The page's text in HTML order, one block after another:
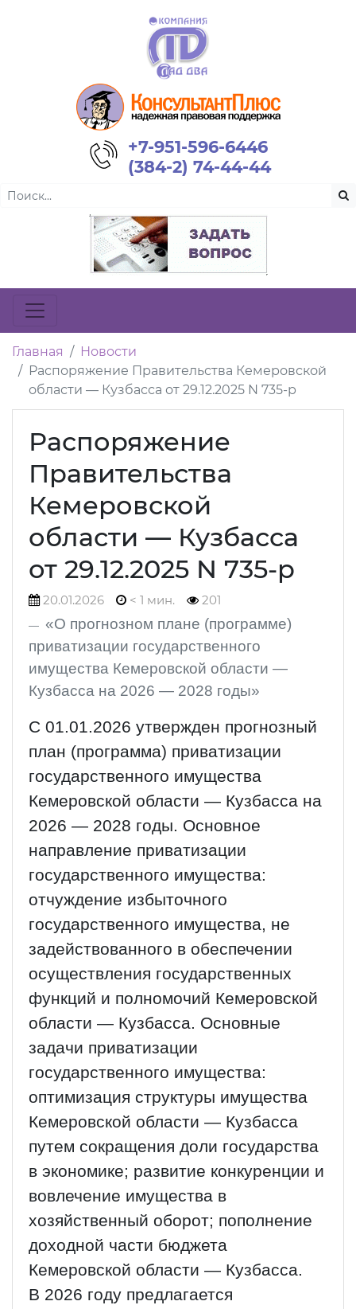
+7-951-596-6446
(384-2) 74-44-44
Главная
Новости
Распоряжение Правительства Кемеровской
области — Кузбасса от 29.12.2025 N 735-р
Распоряжение
Правительства
Кемеровской
области — Кузбасса
от 29.12.2025 N 735-р
20.01.2026 < 1 мин. 201
«О прогнозном плане (программе)
приватизации государственного
имущества Кемеровской области —
Кузбасса на 2026 — 2028 годы»
С 01.01.2026 утвержден прогнозный
план (программа) приватизации
государственного имущества
Кемеровской области — Кузбасса на
2026 — 2028 годы. Основное
направление приватизации
государственного имущества:
отчуждение избыточного
государственного имущества, не
задействованного в обеспечении
осуществления государственных
функций и полномочий Кемеровской
области — Кузбасса. Основные
задачи приватизации
государственного имущества:
оптимизация структуры имущества
Кемеровской области — Кузбасса
путем сокращения доли государства
в экономике; развитие конкуренции и
вовлечение имущества в
хозяйственный оборот; пополнение
доходной части бюджета
Кемеровской области — Кузбасса.
В 2026 году предлагается